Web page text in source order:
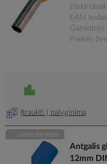
EAN kodas
Gamintojo
Prekės
Įtraukti į palyginimą
Antgalis
12mm